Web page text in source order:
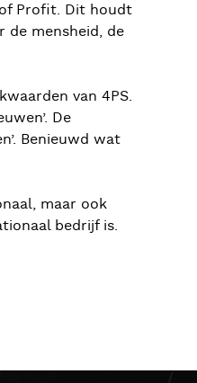
Profit. Dit houdt
de mensheid, de
van 4PS.
De
Benieuwd wat
maar ook
bedrijf is.